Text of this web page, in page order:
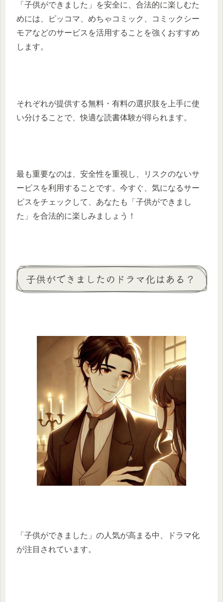
「子供ができました」を安全に、合法的に楽しむた
めには、ピッコマ、めちゃコミック、コミックシー
モアなどのサービスを活用することを強くおすすめ
します。
それぞれが提供する無料・有料の選択肢を上手に使
い分けることで、快適な読書体験が得られます。
最も重要なのは、安全性を重視し、リスクのないサ
ービスを利用することです。今すぐ、気になるサー
ビスをチェックして、あなたも「子供ができまし
た」を合法的に楽しみましょう！
子供ができましたのドラマ化はある？
「子供ができました」の人気が高まる中、ドラマ化
が注目されています。